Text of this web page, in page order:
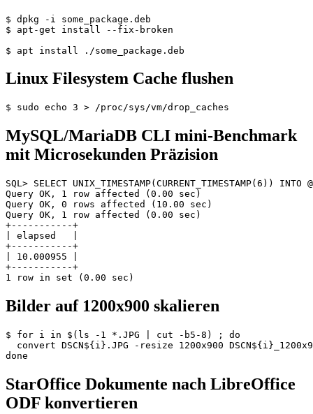
$ dpkg -i some_package.deb
$ apt-get install --fix-broken
Linux Filesystem Cache flushen
MySQL/MariaDB CLI mini-Benchmark
mit Microsekunden Präzision
SQL> SELECT UNIX_TIMESTAMP(CURRENT_TIMESTAMP(6))
Query OK, 1 row affected (0.00 sec)
Query OK, 0 rows affected (10.00 sec)
Query OK, 1 row affected (0.00 sec)
+-----------+
| elapsed   |
+-----------+
| 10.000955 |
+-----------+
Bilder auf 1200x900 skalieren
$ for i in $(ls -1 *.JPG | cut -b5-8) ; do
convert DSCN${i}.JPG -resize 1200x900
StarOffice Dokumente nach LibreOffice
ODF konvertieren